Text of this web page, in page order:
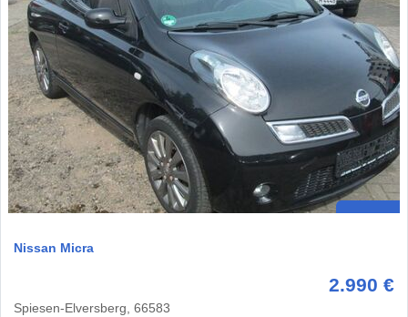
Nissan Micra
2.990 €
Spiesen-Elversberg, 66583